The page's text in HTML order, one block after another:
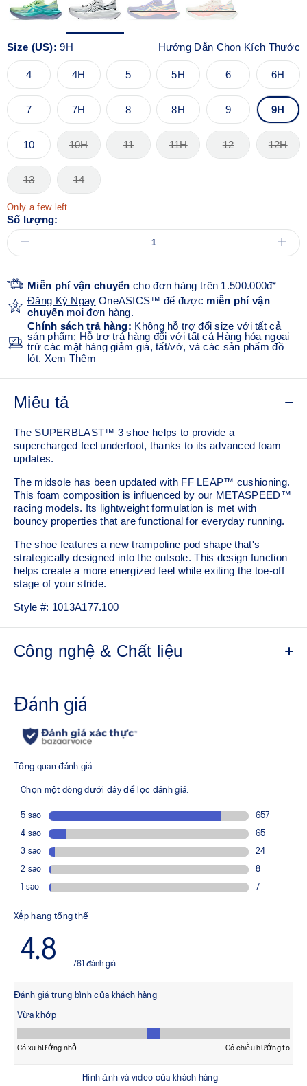
Size (US):9H Hướng Dẫn Chọn Kích Thước
4 4H 5 5H 6 6H
7 7H 8 8H 9 9H
10 10H 11 11H 12 12H
13 14
Only a few left
Số lượng:
Miễn phí vận chuyển cho đơn hàng trên 1.500.000đ*
Đăng Ký Ngay OneASICS™ để được miễn phí vận
chuyểnmọi đơn hàng.
Chính sách trả hàng: Không hỗ trợ đổi size với tất cả
sản phẩm; Hỗ trợ trả hàng đối với tất cả Hàng hóa ngoại
trừ các mặt hàng giảm giá, tất/vớ, và các sản phẩm đồ
lót. Xem Thêm
Miêu tả
The SUPERBLAST™ 3 shoe helps to provide a
supercharged feel underfoot, thanks to its advanced foam
updates.
The midsole has been updated with FF LEAP™ cushioning.
This foam composition is influenced by our METASPEED™
racing models. Its lightweight formulation is met with
bouncy properties that are functional for everyday running.
The shoe features a new trampoline pod shape that's
strategically designed into the outsole. This design function
helps create a more energized feel while exiting the toe-off
stage of your stride.
Style #: 1013A177.100
Công nghệ & Chất liệu
Breathable material helps keep your feet dry.
Gusseted tongue wing fit system
Improves the midfoot fit and reduces tongue sliding.
Midsole foam that provides a blend of cloud like cushioning
and a responsive ride that is lighter than FF BLAST™.
Our lightest and bounciest material that’s 33% lighter and
13% more responsive than FF BLAST™ technology.
Trampoline-inspired sole shape
The sole's bottom design promotes a higher energy return
for an enhanced foam bouncing effect during toe-off.
Visibility for enhanced nightime and early-morning reflective
The sockliner is produced with the solution dyeing
process that reduces water usage by approximately
compared to the conventional dyeing technology.